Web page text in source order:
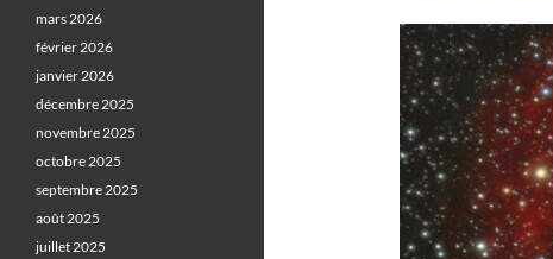
mars 2026
février 2026
janvier 2026
décembre 2025
novembre 2025
octobre 2025
septembre 2025
août 2025
juillet 2025